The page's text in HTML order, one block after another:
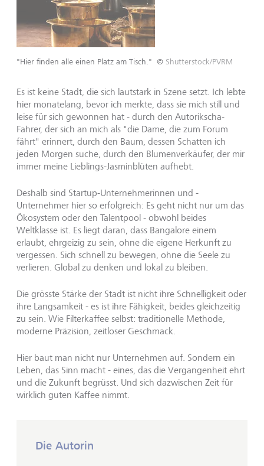
"Hier finden alle einen Platz am Tisch." © Shutterstock/PVRM
Es ist keine Stadt, die sich lautstark in Szene setzt. Ich lebte
hier monatelang, bevor ich merkte, dass sie mich still und
leise für sich gewonnen hat - durch den Autorikscha-
Fahrer, der sich an mich als "die Dame, die zum Forum
fährt" erinnert, durch den Baum, dessen Schatten ich
jeden Morgen suche, durch den Blumenverkäufer, der mir
immer meine Lieblings-Jasminblüten aufhebt.
Deshalb sind Startup-Unternehmerinnen und -
Unternehmer hier so erfolgreich: Es geht nicht nur um das
Ökosystem oder den Talentpool - obwohl beides
Weltklasse ist. Es liegt daran, dass Bangalore einem
erlaubt, ehrgeizig zu sein, ohne die eigene Herkunft zu
vergessen. Sich schnell zu bewegen, ohne die Seele zu
verlieren. Global zu denken und lokal zu bleiben.
Die grösste Stärke der Stadt ist nicht ihre Schnelligkeit oder
ihre Langsamkeit - es ist ihre Fähigkeit, beides gleichzeitig
zu sein. Wie Filterkaffee selbst: traditionelle Methode,
moderne Präzision, zeitloser Geschmack.
Hier baut man nicht nur Unternehmen auf. Sondern ein
Leben, das Sinn macht - eines, das die Vergangenheit ehrt
und die Zukunft begrüsst. Und sich dazwischen Zeit für
wirklich guten Kaffee nimmt.
Die Autorin